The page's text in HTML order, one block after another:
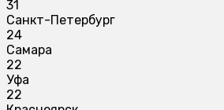
31
Санкт-Петербург
24
Самара
22
Уфа
22